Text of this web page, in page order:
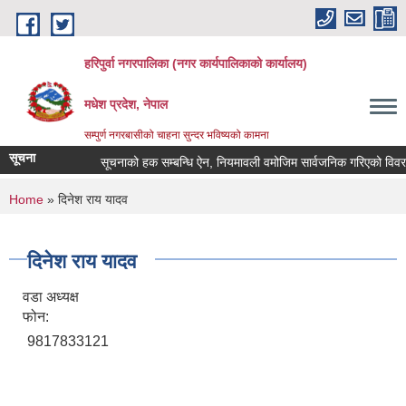
Skip to main content
हरिपुर्वा नगरपालिका (नगर कार्यपालिकाको कार्यालय)
मधेश प्रदेश, नेपाल
सम्पुर्ण नगरबासीको चाहना सुन्दर भविष्यको कामना
सूचना सूचनाको हक सम्बन्धि ऐन, नियमावली वमोजिम सार्वजनिक गरिएको
You are here
Home » दिनेश राय यादव
दिनेश राय यादव
वडा अध्यक्ष
फोन:
9817833121